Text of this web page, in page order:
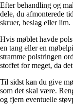
Efter behandling og
dele, du afmonterede
skruer, beslag eller lim.
Hvis møblet havde
en tang eller en
stramme polstringen
stoffet for meget, da
Til sidst kan du give
som det skal være.
og fjern eventuelle